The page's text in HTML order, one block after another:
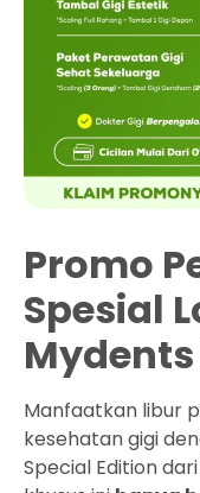
Promo
Spesial
Manfaatkan libur
kesehatan gigi
Special Edition